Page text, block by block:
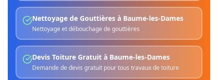
Nettoyage de Gouttières à Baume-les-Dames
Nettoyage et débouchage de gouttières
Devis Toiture Gratuit à Baume-les-Dames
Demande de devis gratuit pour tous travaux de toiture